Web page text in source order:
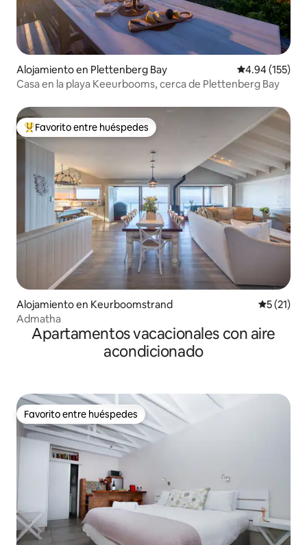
Alojamiento en Plettenberg Bay Calificación
4.94 (155)
Casa en la playa Keeurbooms, cerca de Plettenberg Bay
Favorito entre huéspedes preferido
Favorito entre huéspedes
Alojamiento en Keurboomstrand
5 (21)
Admatha
Apartamentos vacacionales con aire
acondicionado
Favorito entre huéspedes
Favorito entre huéspedes